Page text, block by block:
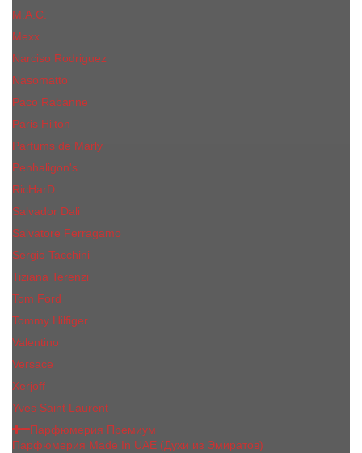
M.А.C.
Mexx
Narciso Rodriguez
Nasomatto
Paco Rabanne
Paris Hilton
Parfums de Marly
Penhaligon​'s
RicHarD
Salvador Dali
Salvatore Ferragamo
Sergio Tacchini
Tiziana Terenzi
Tom Ford
Tommy Hilfiger
Valentino
Versace
Xerjoff
Yves Saint Laurent
Парфюмерия Премиум
Парфюмерия Made In UAE (Духи из Эмиратов)